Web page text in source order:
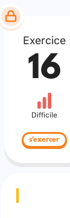
Exercice
16
Difficile
s'exercer